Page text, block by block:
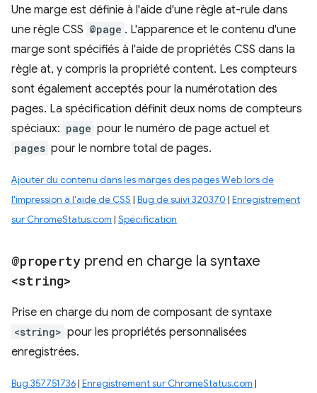
Une marge est définie à l'aide d'une règle at-rule dans
une règle CSS @page . L'apparence et le contenu d'une
marge sont spécifiés à l'aide de propriétés CSS dans la
règle at, y compris la propriété content. Les compteurs
sont également acceptés pour la numérotation des
pages. La spécification définit deux noms de compteurs
spéciaux: page pour le numéro de page actuel et
pages pour le nombre total de pages.
Ajouter du contenu dans les marges des pages Web lors de
l'impression à l'aide de CSS | Bug de suivi 320370 | Enregistrement
sur ChromeStatus.com | Spécification
@property prend en charge la syntaxe
<string>
Prise en charge du nom de composant de syntaxe
<string> pour les propriétés personnalisées
enregistrées.
Bug 357751736| Enregistrement sur ChromeStatus.com |